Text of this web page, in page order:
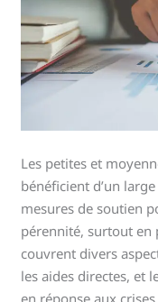
Les petites et
bénéficient d’un
mesures de soutien
pérennité, surtout en
couvrent divers
les aides directes, et